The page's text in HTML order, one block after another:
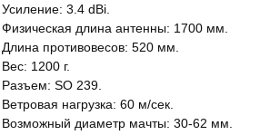
Усиление: 3.4 dBi.
Физическая длина антенны: 1700 мм.
Длина противовесов: 520 мм.
Вес: 1200 г.
Разъем: SO 239.
Ветровая нагрузка: 60 м/сек.
Возможный диаметр мачты: 30-62 мм.